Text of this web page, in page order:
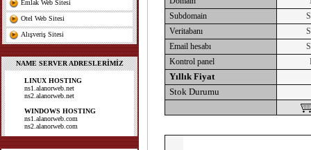
Emlak Web Sitesi
Otel Web Sitesi
Alışveriş Sitesi
NAME SERVER ADRESLERİMİZ
LINUX HOSTING
ns1.alanorweb.net
ns2.alanorweb.net
WINDOWS HOSTING
ns1.alanorweb.com
ns2.alanorweb.com
Subdomain
Veritabanı
Email hesabı
Kontrol panel
Yıllık Fiyat
Stok Durumu